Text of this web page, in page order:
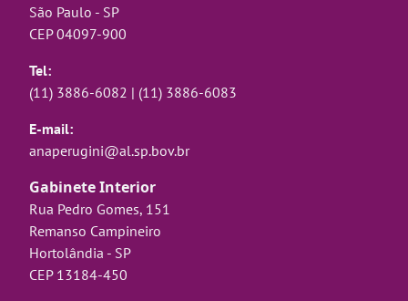
São Paulo - SP
CEP 04097-900
Tel:
(11) 3886-6082 | (11) 3886-6083
E-mail:
anaperugini@al.sp.bov.br
Gabinete Interior
Rua Pedro Gomes, 151
Remanso Campineiro
Hortolândia - SP
CEP 13184-450